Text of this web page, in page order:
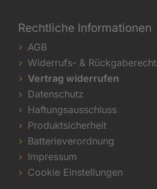
Rechtliche Informationen
AGB
Widerrufs- & Rückgaberecht
Vertrag widerrufen
Datenschutz
Haftungsausschluss
Produktsicherheit
Batterieverordnung
Impressum
Cookie Einstellungen